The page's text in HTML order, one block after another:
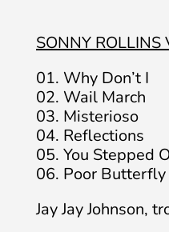
SONNY ROLLINS
01. Why Don’t I
02. Wail March
03. Misterioso
04. Reflections
05. You Stepped
06. Poor Butterfly
Jay Jay Johnson,